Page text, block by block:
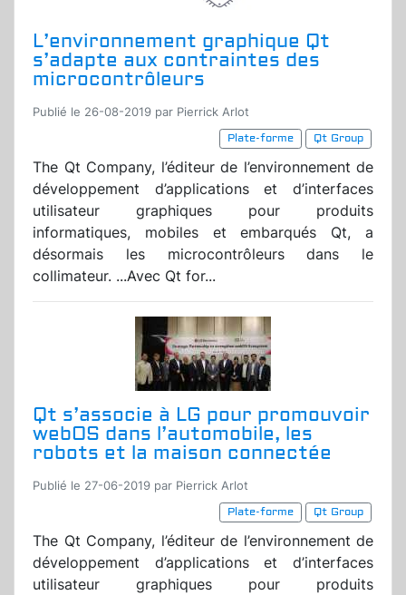
L’environnement graphique Qt
s’adapte aux contraintes des
microcontrôleurs
Publié le 26-08-2019 par Pierrick Arlot
Plate-forme
Qt Group
The Qt Company, l’éditeur de l’environnement de
développement d’applications et d’interfaces
utilisateur graphiques pour produits
informatiques, mobiles et embarqués Qt, a
désormais les microcontrôleurs dans le
collimateur. ...Avec Qt for...
Qt s’associe à LG pour promouvoir
webOS dans l’automobile, les
robots et la maison connectée
Publié le 27-06-2019 par Pierrick Arlot
Plate-forme
Qt Group
The Qt Company, l’éditeur de l’environnement de
développement d’applications et d’interfaces
utilisateur graphiques pour produits